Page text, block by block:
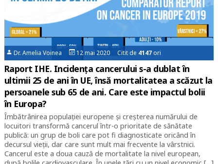
Dr. Amelia Voinea 12 mai 2020 Citit de 4147ori
Raport IHE. Incidența cancerului s-a dublat în
ultimii 25 de ani în UE, însă mortalitatea a scăzut la
persoanele sub 65 de ani. Care este impactul bolii
în Europa?
Îmbătrânirea populației europene și creșterea numărului de
locuitori transformă cancerul într-o prioritate de sănătate
publică: un grup de boli care pot fi diagnosticate oricând în
decursul vieții, dar care sunt mult mai frecvente la vârstnici.
Cancerul este a doua cauză de mortalitate la nivel european,